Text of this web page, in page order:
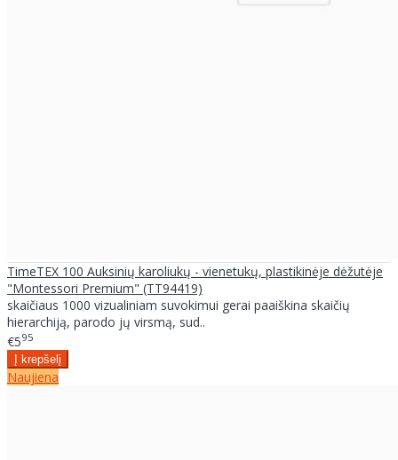
TimeTEX 100 Auksinių karoliukų - vienetukų, plastikinėje dėžutėje
"Montessori Premium" (TT94419)
skaičiaus 1000 vizualiniam suvokimui gerai paaiškina skaičių
hierarchiją, parodo jų virsmą, sud..
€595
Naujiena